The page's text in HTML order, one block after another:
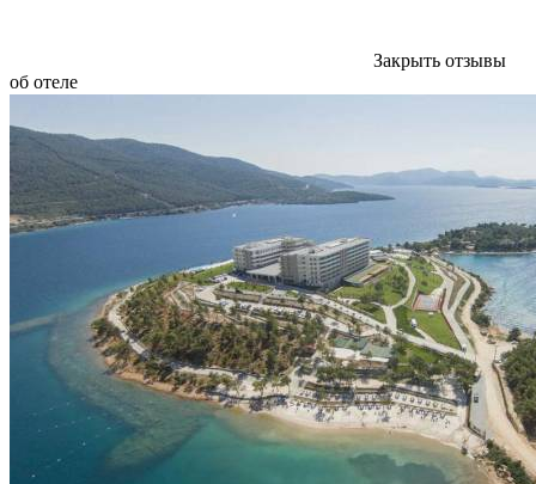
Закрыть отзывы
об отеле